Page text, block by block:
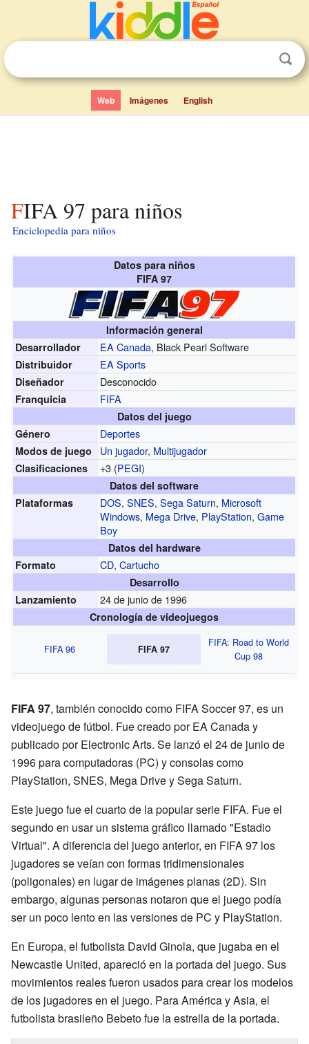
Web Imágenes English
FIFA 97 para niños
Enciclopedia para niños
Datos para niños
FIFA 97
Información general
Desarrollador
EA Canada, Black Pearl Software
Distribuidor EA Sports
Diseñador Desconocido
Franquicia FIFA
Datos del juego
Género
Deportes
Modos de juego Un jugador, Multijugador
Clasificaciones +3 (PEGI)
Datos del software
Plataformas
DOS,SNES,Sega Saturn, Microsoft
Windows, Mega Drive, PlayStation,Game
Boy
Datos del hardware
Formato
CD,Cartucho
Desarrollo
Lanzamiento
24 de junio de 1996
Cronología de videojuegos
FIFA 96 FIFA 97
FIFA: Road to World
Cup 98
FIFA 97, también conocido como FIFA Soccer 97, es un
videojuego de fútbol. Fue creado por EA Canada y
publicado por Electronic Arts. Se lanzó el 24 de junio de
1996 para computadoras (PC) y consolas como
PlayStation, SNES, Mega Drive y Sega Saturn.
Este juego fue el cuarto de la popular serie FIFA. Fue el
segundo en usar un sistema gráfico llamado "Estadio
Virtual". A diferencia del juego anterior, en FIFA 97 los
jugadores se veían con formas tridimensionales
(poligonales) en lugar de imágenes planas (2D). Sin
embargo, algunas personas notaron que el juego podía
ser un poco lento en las versiones de PC y PlayStation.
En Europa, el futbolista David Ginola, que jugaba en el
Newcastle United, apareció en la portada del juego. Sus
movimientos reales fueron usados para crear los modelos
de los jugadores en el juego. Para América y Asia, el
futbolista brasileño Bebeto fue la estrella de la portada.